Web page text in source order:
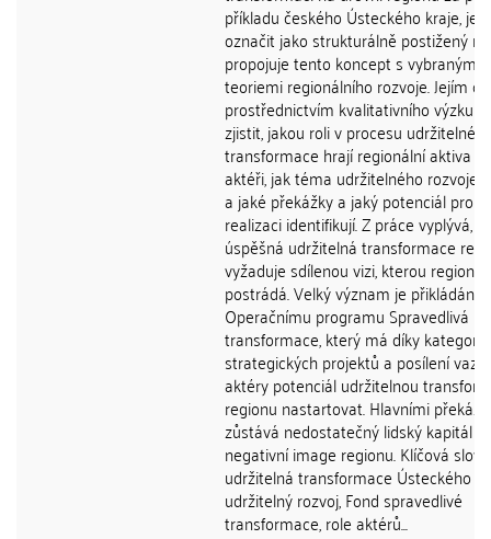
příkladu českého Ústeckého kraje,
označit jako strukturálně postižený
propojuje tento koncept s vybranými
teoriemi regionálního rozvoje. Jejím
prostřednictvím kvalitativního
zjistit, jakou roli v procesu udržitelné
transformace hrají regionální aktiva a
aktéři, jak téma udržitelného rozvoje
a jaké překážky a jaký potenciál pro
realizaci identifikují. Z práce vyplývá,
úspěšná udržitelná transformace
vyžaduje sdílenou vizi, kterou region
postrádá. Velký význam je přikládán
Operačnímu programu Spravedlivá
transformace, který má díky kategorii
strategických projektů a posílení
aktéry potenciál udržitelnou
regionu nastartovat. Hlavními
zůstává nedostatečný lidský kapitál a
negativní image regionu. Klíčová slova:
udržitelná transformace Ústeckého
udržitelný rozvoj, Fond spravedlivé
transformace, role aktérů...